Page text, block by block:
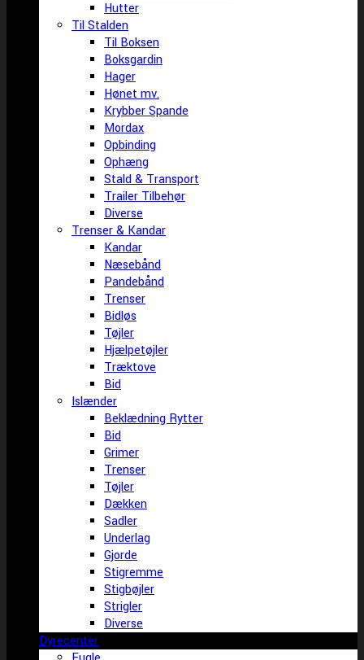
Hutter
Til Stalden
Til Boksen
Boksgardin
Hager
Hønet mv.
Krybber Spande
Mordax
Opbinding
Ophæng
Stald & Transport
Trailer Tilbehør
Diverse
Trenser & Kandar
Kandar
Næsebånd
Pandebånd
Trenser
Bidløs
Tøjler
Hjælpetøjler
Træktove
Bid
Islænder
Beklædning Rytter
Bid
Grimer
Trenser
Tøjler
Dækken
Sadler
Underlag
Gjorde
Stigremme
Stigbøjler
Strigler
Diverse
Dyrecenter